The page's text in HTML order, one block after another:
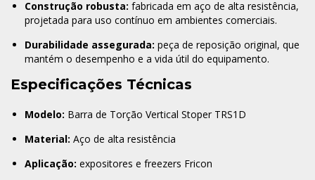
Construção robusta: fabricada em aço de alta resistência,
projetada para uso contínuo em ambientes comerciais.
Durabilidade assegurada: peça de reposição original, que
mantém o desempenho e a vida útil do equipamento.
Especificações Técnicas
Modelo: Barra de Torção Vertical Stoper TRS1D
Material: Aço de alta resistência
Aplicação: expositores e freezers Fricon